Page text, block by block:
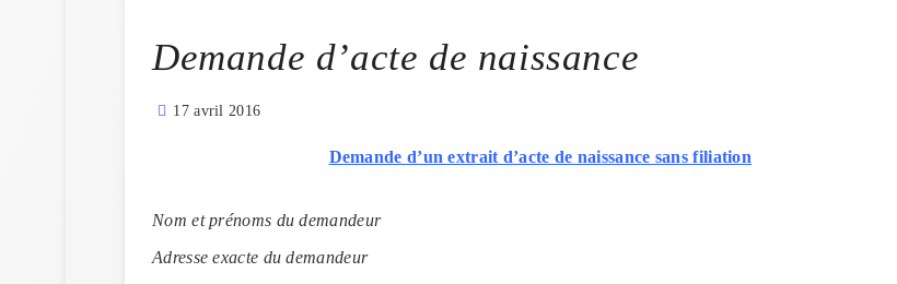
Demande d’acte de naissance
17 avril 2016
Demande d’un extrait d’acte de naissance sans filiation
Nom et prénoms du demandeur
Adresse exacte du demandeur